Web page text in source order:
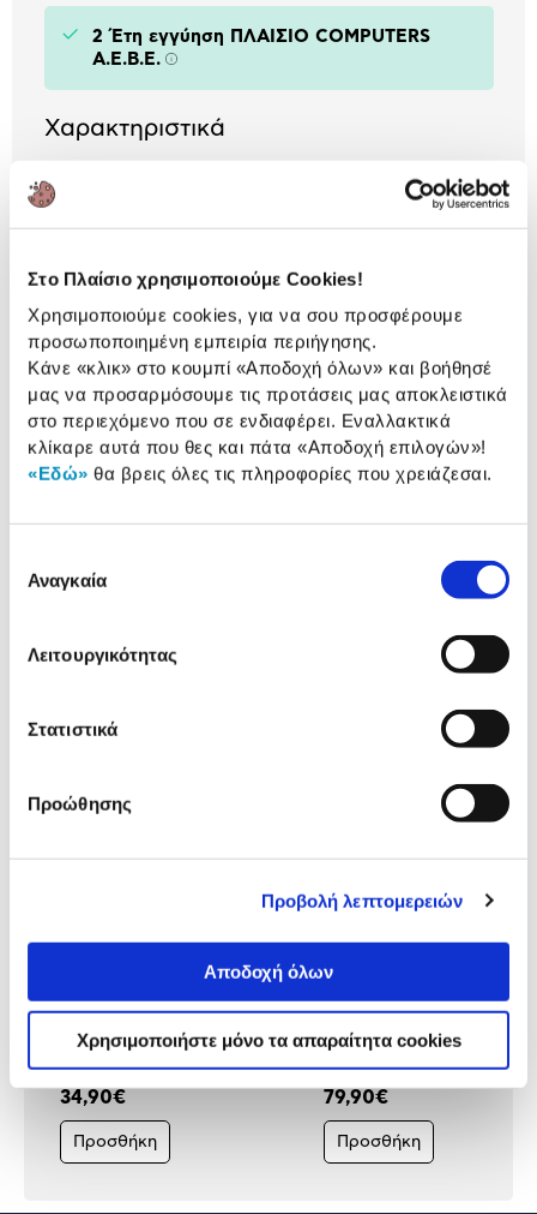
Στο Πλαίσιο χρησιμοποιούμε Cookies!
Χρησιμοποιούμε cookies, για να σου προσφέρουμε
προσωποποιημένη εμπειρία περιήγησης.
Κάνε «κλικ» στο κουμπί «Αποδοχή όλων» και βοήθησέ
μας να προσαρμόσουμε τις προτάσεις μας αποκλειστικά
στο περιεχόμενο που σε ενδιαφέρει. Εναλλακτικά
κλίκαρε αυτά που θες και πάτα «Αποδοχή επιλογών»!
«Εδώ» θα βρεις όλες τις πληροφορίες που χρειάζεσαι.
συγκατάθεσης
Αναγκαία
Λειτουργικότητας
Στατιστικά
Προώθησης
Προβολή λεπτομερειών
Αποδοχή όλων
Χρησιμοποιήστε μόνο τα απαραίτητα cookies
2 Έτη εγγύηση ΠΛΑΙΣΙΟ COMPUTERS
A.E.B.E. Πληροφορίες
Χαρακτηριστικά
Smart Bulbs
Voice Assistant:
Google Assistant /
Application: Philips Hue
Αναλυτική
παρουσίαση
Αναλυτική παρουσίαση
Χαρακτηριστικά
Αξιολογήσεις
προϊόν με εσένα!
Philips Hue Smart Light Bulb
34,90€
Προσθήκη
Philips HueW 9.5W A60
79,90€
Προσθήκη